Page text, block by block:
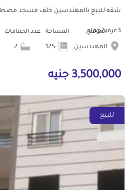
3غرف2حمام الموقع
المهندسين
المساحة عدد الحمامات
3,500,000 جنيه
للبيع